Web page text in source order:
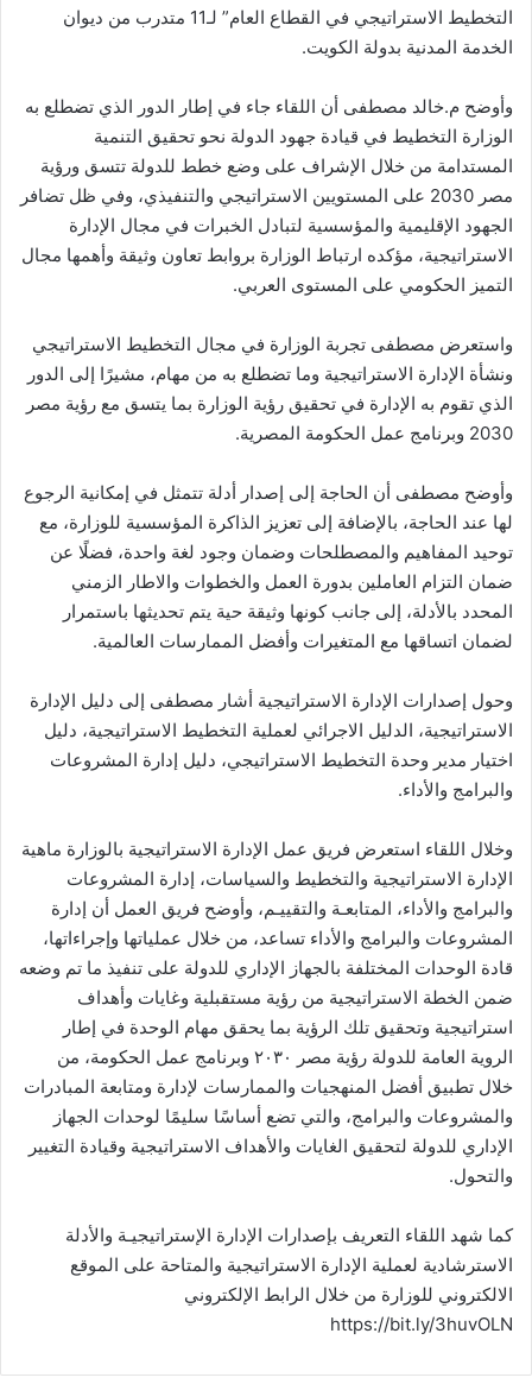
التخطيط الاستراتيجي في القطاع العام” لـ11 متدرب من ديوان
الخدمة المدنية بدولة الكويت.
وأوضح م.خالد مصطفى أن اللقاء جاء في إطار الدور الذي تضطلع به
الوزارة التخطيط في قيادة جهود الدولة نحو تحقيق التنمية
المستدامة من خلال الإشراف على وضع خطط للدولة تتسق ورؤية
مصر 2030 على المستويين الاستراتيجي والتنفيذي، وفي ظل تضافر
الجهود الإقليمية والمؤسسية لتبادل الخبرات في مجال الإدارة
الاستراتيجية، مؤكده ارتباط الوزارة بروابط تعاون وثيقة وأهمها مجال
التميز الحكومي على المستوى العربي.
واستعرض مصطفى تجربة الوزارة في مجال التخطيط الاستراتيجي
ونشأة الإدارة الاستراتيجية وما تضطلع به من مهام، مشيرًا إلى الدور
الذي تقوم به الإدارة في تحقيق رؤية الوزارة بما يتسق مع رؤية مصر
2030 وبرنامج عمل الحكومة المصرية.
وأوضح مصطفى أن الحاجة إلى إصدار أدلة تتمثل في إمكانية الرجوع
لها عند الحاجة، بالإضافة إلى تعزيز الذاكرة المؤسسية للوزارة، مع
توحيد المفاهيم والمصطلحات وضمان وجود لغة واحدة، فضلًا عن
ضمان التزام العاملين بدورة العمل والخطوات والاطار الزمني
المحدد بالأدلة، إلى جانب كونها وثيقة حية يتم تحديثها باستمرار
لضمان اتساقها مع المتغيرات وأفضل الممارسات العالمية.
وحول إصدارات الإدارة الاستراتيجية أشار مصطفى إلى دليل الإدارة
الاستراتيجية، الدليل الاجرائي لعملية التخطيط الاستراتيجية، دليل
اختيار مدير وحدة التخطيط الاستراتيجي، دليل إدارة المشروعات
والبرامج والأداء.
وخلال اللقاء استعرض فريق عمل الإدارة الاستراتيجية بالوزارة ماهية
الإدارة الاستراتيجية والتخطيط والسياسات، إدارة المشروعات
والبرامج والأداء، المتابعـة والتقييـم، وأوضح فريق العمل أن إدارة
المشروعات والبرامج والأداء تساعد، من خلال عملياتها وإجراءاتها،
قادة الوحدات المختلفة بالجهاز الإداري للدولة على تنفيذ ما تم وضعه
ضمن الخطة الاستراتيجية من رؤية مستقبلية وغايات وأهداف
استراتيجية وتحقيق تلك الرؤية بما يحقق مهام الوحدة في إطار
الروية العامة للدولة رؤية مصر ٢٠٣٠ وبرنامج عمل الحكومة، من
خلال تطبيق أفضل المنهجيات والممارسات لإدارة ومتابعة المبادرات
والمشروعات والبرامج، والتي تضع أساسًا سليمًا لوحدات الجهاز
الإداري للدولة لتحقيق الغايات والأهداف الاستراتيجية وقيادة التغيير
والتحول.
كما شهد اللقاء التعريف بإصدارات الإدارة الإستراتيجيـة والأدلة
الاسترشادية لعملية الإدارة الاستراتيجية والمتاحة على الموقع
الالكتروني للوزارة من خلال الرابط الإلكتروني
https://bit.ly/3huvOLN